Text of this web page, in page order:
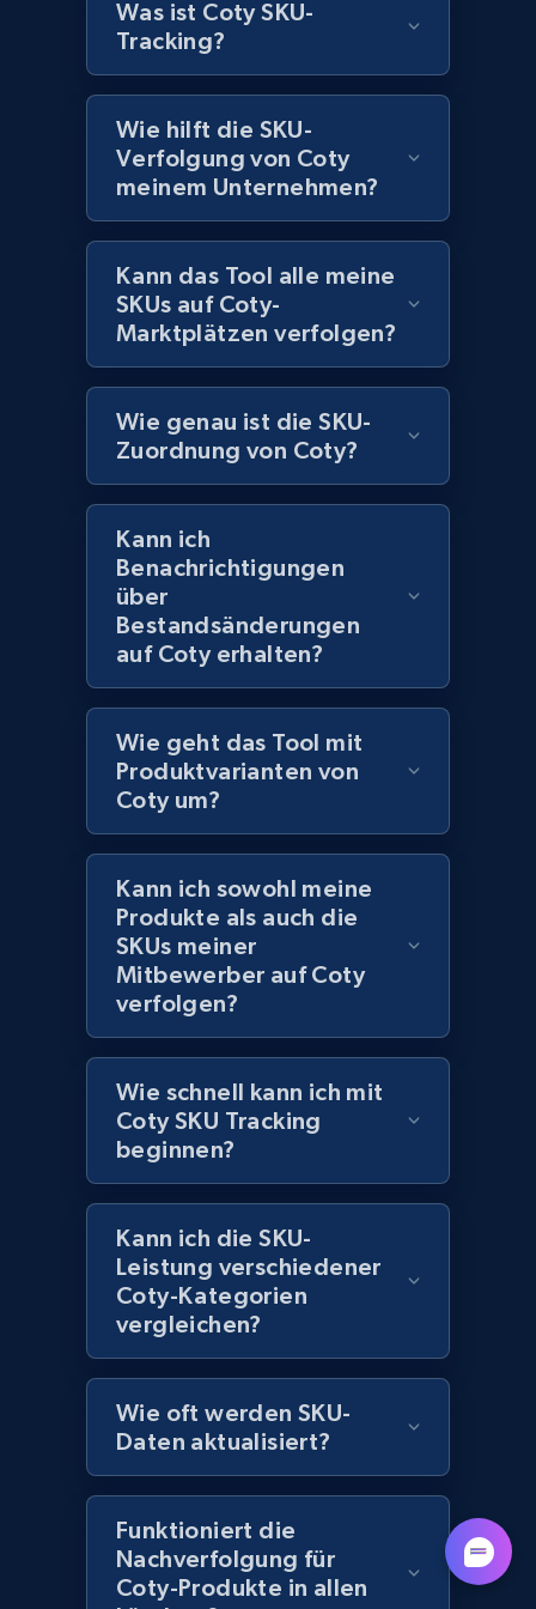
1.1K+ 149+ Jetzt anfangen
Best Buy products - Collect data on
products using specified keywords
URL, Product id, Title, Images, Final price,
Currency, Discount, Initial price, and more.
1.1K+ 149+ Jetzt anfangen
Lazada - Products
URL, Title, Rating, Reviews, Initial price, Final
price, Currency, Stock, and more.
991+ 165+
Lazada - Products - Discover products by
URL, Title, Rating, Reviews, Initial price, Final
price, Currency, Stock, and more.
Lazada - Products - Discover products by
category URL or brand URL
URL, Title, Rating, Reviews, Initial price, Final
price, Currency, Stock, and more.
991+ 165+ Jetzt anfangen
seller URL
URL, Title, Rating, Reviews, Initial price, Final
price, Currency, Stock, and more.
991+ 165+ Jetzt anfangen
Lazada - Products - Discover products by
brand URL
URL, Title, Rating, Reviews, Initial price, Final
price, Currency, Stock, and more.
Was ist Coty SKU-
Tracking?
Wie hilft die SKU-
Verfolgung von Coty
meinem Unternehmen?
Kann das Tool alle meine
SKUs auf Coty-
Marktplätzen verfolgen?
Wie genau ist die SKU-
Zuordnung von Coty?
Kann ich
Benachrichtigungen
über
Bestandsänderungen
auf Coty erhalten?
Wie geht das Tool mit
Produktvarianten von
Coty um?
Kann ich sowohl meine
Produkte als auch die
SKUs meiner
Mitbewerber auf Coty
verfolgen?
Wie schnell kann ich mit
Coty SKU Tracking
beginnen?
Kann ich die SKU-
Leistung verschiedener
Coty-Kategorien
vergleichen?
Wie oft werden SKU-
Daten aktualisiert?
Funktioniert die
Nachverfolgung für
Coty-Produkte in allen